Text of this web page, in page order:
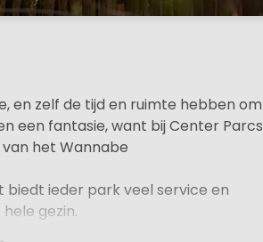
en zelf de tijd en ruimte hebben om
een fantasie, want bij Center Parcs
het Wannabe
biedt ieder park veel service en
gezin.